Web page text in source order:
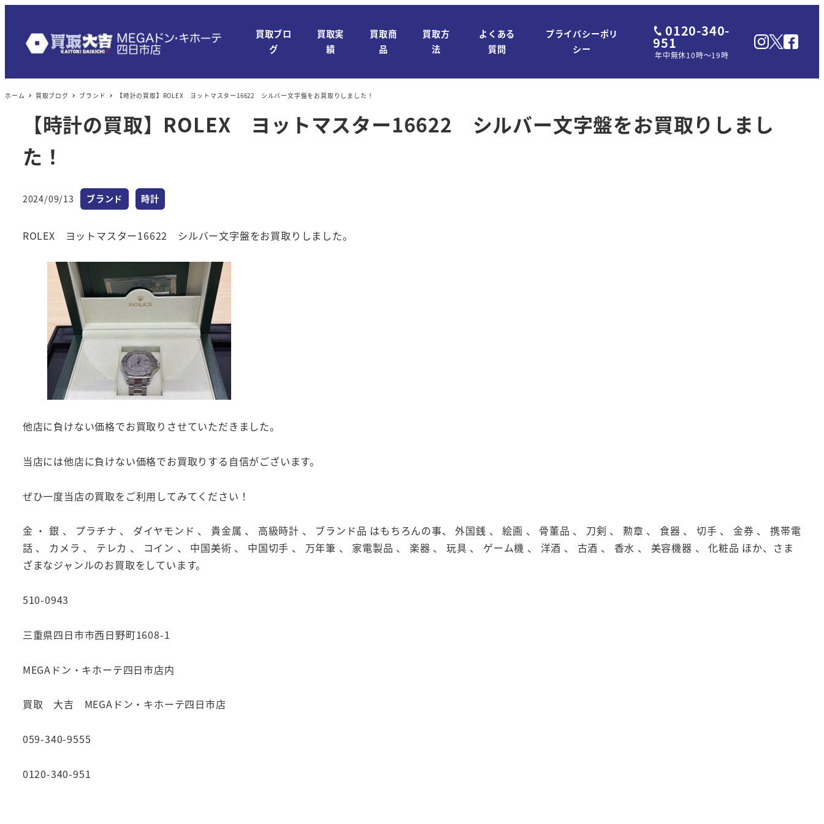
買取ブロ
グ
買取実
績
買取商
品
買取方
法
よくある
質問
プライバシーポリ
シー
0120-340-
951
年中無休10時～19時
ホーム 買取ブログ ブランド 【時計の買取】ROLEX ヨットマスター16622 シルバー文字盤をお買取りしました！
【時計の買取】ROLEX ヨットマスター16622 シルバー文字盤をお買取りしまし
た！
投稿日
2024/09/13 カテゴリー
ブランド カテゴリー
時計
ROLEX ヨットマスター16622 シルバー文字盤をお買取りしました。
他店に負けない価格でお買取りさせていただきました。
当店には他店に負けない価格でお買取りする自信がございます。
ぜひ一度当店の買取をご利用してみてください！
金 ・ 銀 、 プラチナ 、 ダイヤモンド 、 貴金属 、 高級時計 、 ブランド品 はもちろんの事、 外国銭 、 絵画 、 骨董品 、 刀剣 、 勲章 、 食器 、 切手 、 金券 、 携帯電
話 、 カメラ 、 テレカ 、 コイン 、 中国美術 、 中国切手 、 万年筆 、 家電製品 、 楽器 、 玩具 、 ゲーム機 、 洋酒 、 古酒 、 香水 、 美容機器 、 化粧品 ほか、さま
ざまなジャンルのお買取をしています。
510-0943
三重県四日市市西日野町1608-1
MEGAドン・キホーテ四日市店内
買取 大吉 MEGAドン・キホーテ四日市店
059-340-9555
0120-340-951